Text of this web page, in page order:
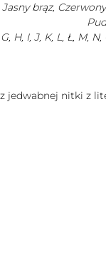
brąz,
H, I, J, K, L, Ł, M, N,
jedwabnej nitki z